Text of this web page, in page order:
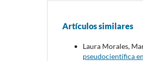
Artículos similares
Laura Morales,
pseudocientífica